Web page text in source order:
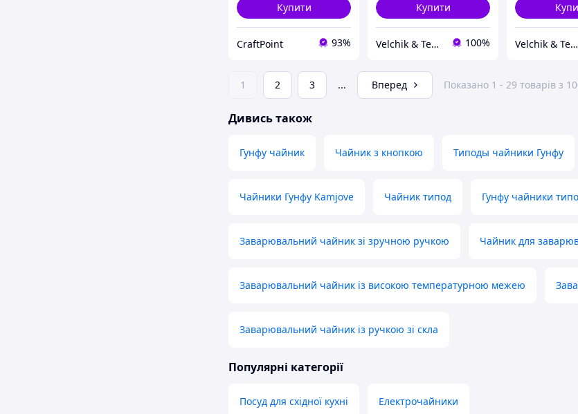
Купити
CraftPoint 93%
Купити
Velchik & Teanin 100% Velchik & Teanin
1 2 3 ... Вперед Показано 1 - 29 товарів з
Дивись також
Гунфу чайник Чайник з кнопкою Типоды чайники Гунфу
Чайники Гунфу Kamjove Чайник типод Гунфу чайники
Заварювальний чайник зі зручною ручкою Чайник для
Заварювальний чайник із високою температурною межею
Заварювальний чайник із ручкою зі скла
Популярні категорії
Посуд для східної кухні Електрочайники